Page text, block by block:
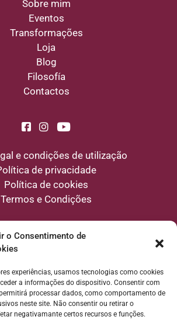
o Consentimento de
experiências, usamos tecnologias como cookies
a informações do dispositivo. Consentir com
processar dados, como comportamento de
neste site. Não consentir ou retirar o
negativamante certos recursos e funções.
Sobre mim
Eventos
Transformações
Loja
Blog
Filosofía
Contactos
e condições de utilização
de privacidade
Política de cookies
Termos e Condições
natural e alimentação consciente. Não constituem
ou prescrição médica, e a navegação neste website